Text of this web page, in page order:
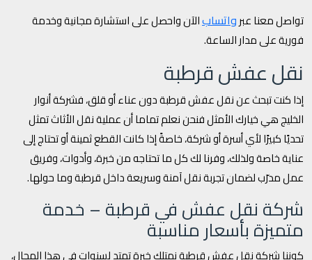
تواصل معنا عبرواتسابالآن واحصل على استشارة مجانية وخدمة
فورية على مدار الساعة.
نقل عفش قرطبة
إذا كنت تبحث عن نقل عفش قرطبة دون عناء أو قلق، فشركة أنوار
الخليج هي خيارك الأمثل فنحن نعلم تماما أن عملية نقل الأثاث تمثل
تحديًا كبيرًا لأي أسرة أو شركة، خاصةً إذا كانت القطع ثمينة أو تحتاج إلى
عناية خاصة ولذلك، وفرنا لك كل ما تحتاجه من خبرة، وأدوات، وفريق
عمل مدرّب لضمان تجربة نقل آمنة وسريعة داخل قرطبة وما حولها.
شركة نقل عفش في قرطبة – خدمة
متميزة بأسعار مناسبة
كوننا شركة نقل عفش قرطبة نمتلك خبرة تمتد لسنوات في هذا المجال،